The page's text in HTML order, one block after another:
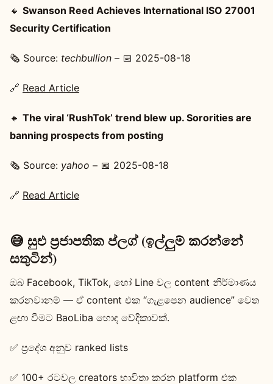
🔸 Swanson Reed Achieves International ISO 27001
Security Certification
🗞️ Source: techbullion – 📅 2025-08-18
🔗 Read Article
🔸 The viral ‘RushTok’ trend blew up. Sororities are
banning prospects from posting
🗞️ Source: yahoo – 📅 2025-08-18
🔗 Read Article
😅 සුළු ප්‍රජාපතික ප්ලග් (ඉල්ලුම් කරන්නේ
සතුටින්)
ඔබ Facebook, TikTok, හෝ Line වල content නිර්මාණය
කරනවානම් — ඒ content එක “ගැළපෙන audience” වෙත
ළඟා වීමට BaoLiba හොඳ වේදිකාවක්.
✅ ප්‍රදේශ අනුව ranked lists
✅ 100+ රටවල creators භාවිතා කරන platform එක